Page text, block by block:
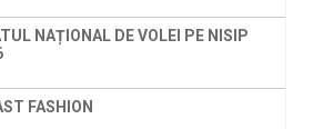
NAȚIONAL DE VOLEI PE NISIP
FASHION